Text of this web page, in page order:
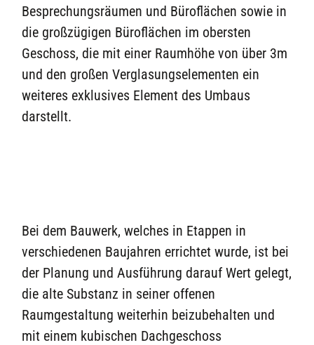
Besprechungsräumen und Büroflächen sowie in
die großzügigen Büroflächen im obersten
Geschoss, die mit einer Raumhöhe von über 3m
und den großen Verglasungselementen ein
weiteres exklusives Element des Umbaus
darstellt.
Bei dem Bauwerk, welches in Etappen in
verschiedenen Baujahren errichtet wurde, ist bei
der Planung und Ausführung darauf Wert gelegt,
die alte Substanz in seiner offenen
Raumgestaltung weiterhin beizubehalten und
mit einem kubischen Dachgeschoss